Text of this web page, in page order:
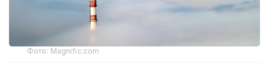
Фото: Magnific.com